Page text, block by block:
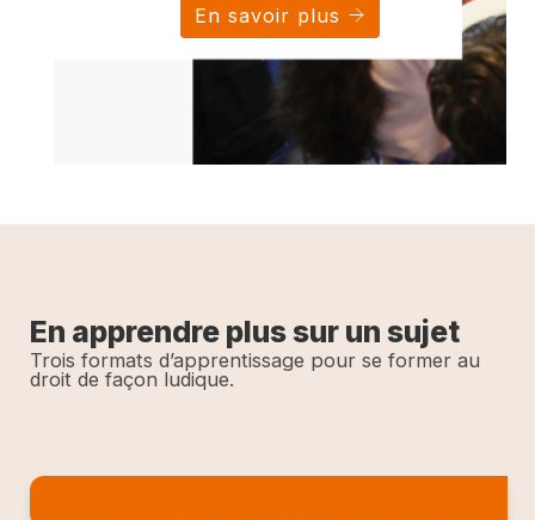
En savoir plus
En apprendre plus sur un sujet
Trois formats d’apprentissage pour se former au
droit de façon ludique.